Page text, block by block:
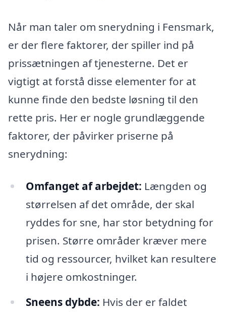
Når man taler om snerydning i Fensmark,
er der flere faktorer, der spiller ind på
prissætningen af tjenesterne. Det er
vigtigt at forstå disse elementer for at
kunne finde den bedste løsning til den
rette pris. Her er nogle grundlæggende
faktorer, der påvirker priserne på
snerydning:
Omfanget af arbejdet: Længden og
størrelsen af det område, der skal
ryddes for sne, har stor betydning for
prisen. Større områder kræver mere
tid og ressourcer, hvilket kan resultere
i højere omkostninger.
Sneens dybde: Hvis der er faldet